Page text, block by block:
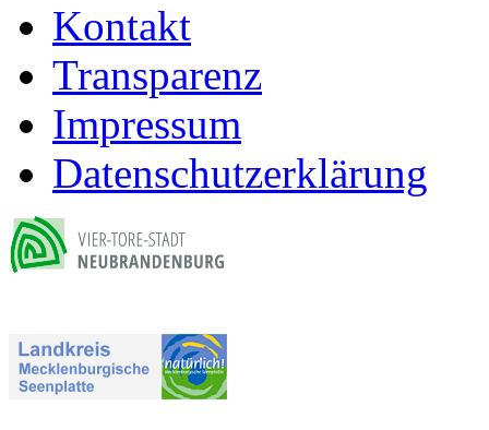
Kontakt
Transparenz
Impressum
Datenschutzerklärung